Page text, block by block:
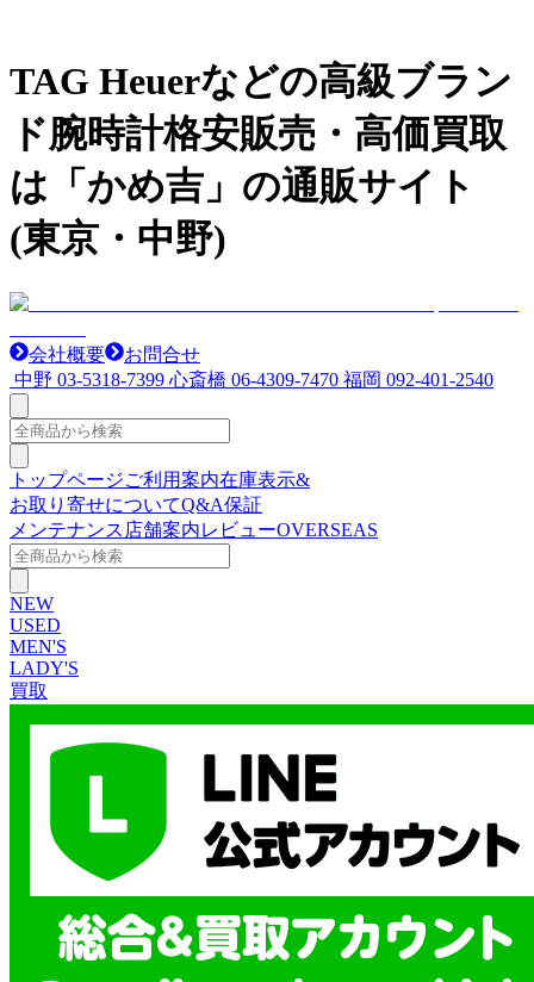
TAG Heuerなどの高級ブラン
ド腕時計格安販売・高価買取
は「かめ吉」の通販サイト
(東京・中野)
会社概要
お問合せ
中野 03-5318-7399 心斎橋 06-4309-7470 福岡 092-401-2540
トップページご利用案内在庫表示&
お取り寄せについてQ&A保証
メンテナンス 店舗案内レビューOVERSEAS
NEW
USED
MEN'S
LADY'S
買取